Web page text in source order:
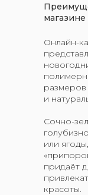
магазине
Онлайн-
размеров
и
Сочно-
или
придаёт
красоты.